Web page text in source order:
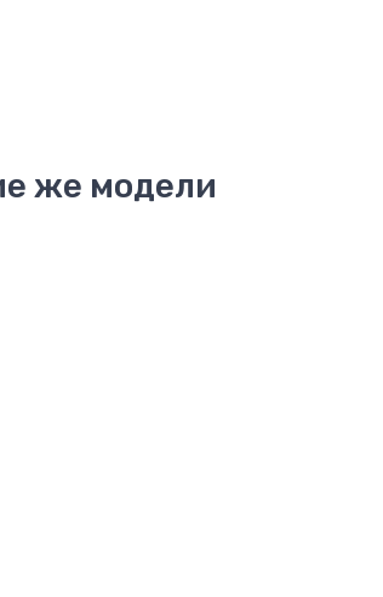
же модели